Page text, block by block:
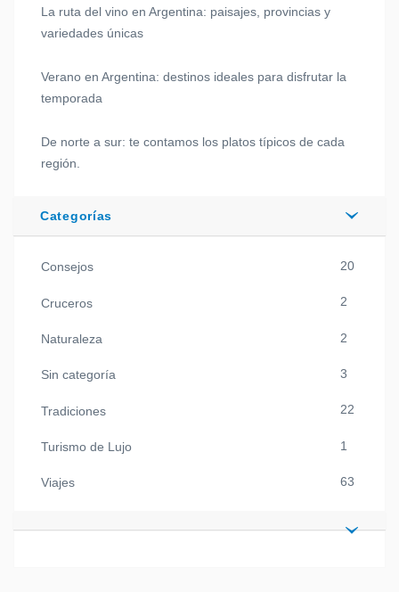
La ruta del vino en Argentina: paisajes, provincias y
variedades únicas
Verano en Argentina: destinos ideales para disfrutar la
temporada
De norte a sur: te contamos los platos típicos de cada
región.
Categorías
Consejos 20
Cruceros 2
Naturaleza 2
Sin categoría 3
Tradiciones 22
Turismo de Lujo 1
Viajes 63